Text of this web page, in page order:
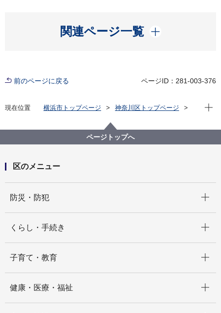
関連ページ一覧
開く
前のページに戻る ページID：281-003-376
現在位置 横浜市トップページ
神奈川区トップページ
かめ太郎・区シンボルマークのイラスト使用について
現在
ページトップへ
区のメニュー
防災・防犯
くらし・手続き
子育て・教育
健康・医療・福祉